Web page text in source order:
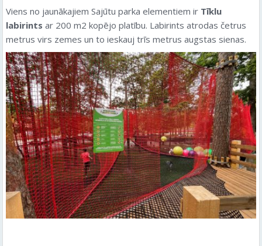
Viens no jaunākajiem Sajūtu parka elementiem ir Tīklu
labirints ar 200 m2 kopējo platību. Labirints atrodas četrus
metrus virs zemes un to ieskauj trīs metrus augstas sienas.